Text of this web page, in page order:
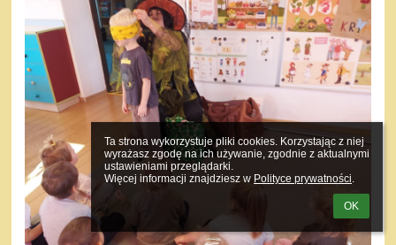
Ta strona wykorzystuje pliki cookies. Korzystając z niej
wyrażasz zgodę na ich używanie, zgodnie z aktualnymi
ustawieniami przeglądarki.
Więcej informacji znajdziesz w Polityce prywatności.
OK